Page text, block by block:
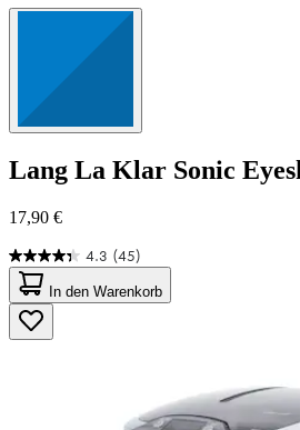
Lang La Klar Sonic
17,90 €
4.3 (45)
4.3
von
5
Sternen.
45
In den Warenkorb